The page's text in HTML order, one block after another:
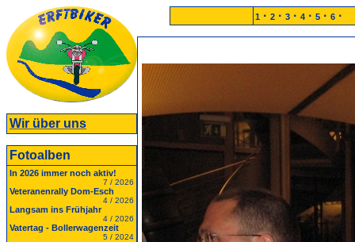
Wir über uns
Fotoalben
In 2026 immer noch aktiv!
7 / 2026
Veteranenrally Dom-Esch
4 / 2026
Langsam ins Frühjahr
4 / 2026
Vatertag - Bollerwagenzeit
5 / 2024
1 · 2 · 3 · 4 · 5 · 6 ·